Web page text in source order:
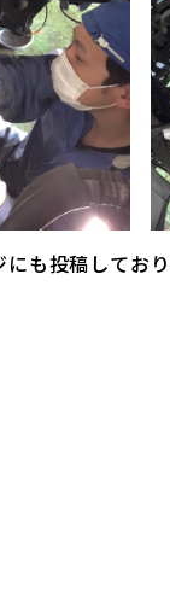
にも投稿しており